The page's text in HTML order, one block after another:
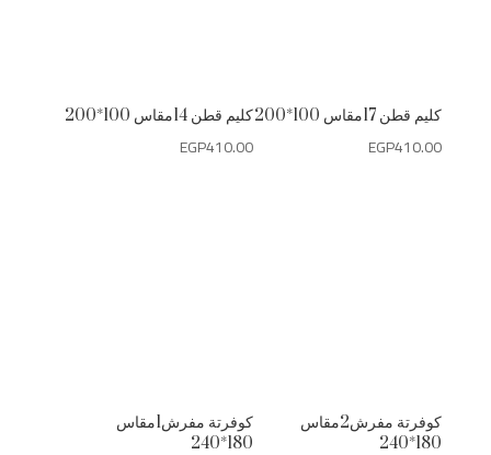
كليم قطن 14مقاس 100*200
EGP410.00
كليم قطن 17مقاس 100*200
EGP410.00
كوفرتة مفرش1مقاس
180*240
كوفرتة مفرش2مقاس
180*240